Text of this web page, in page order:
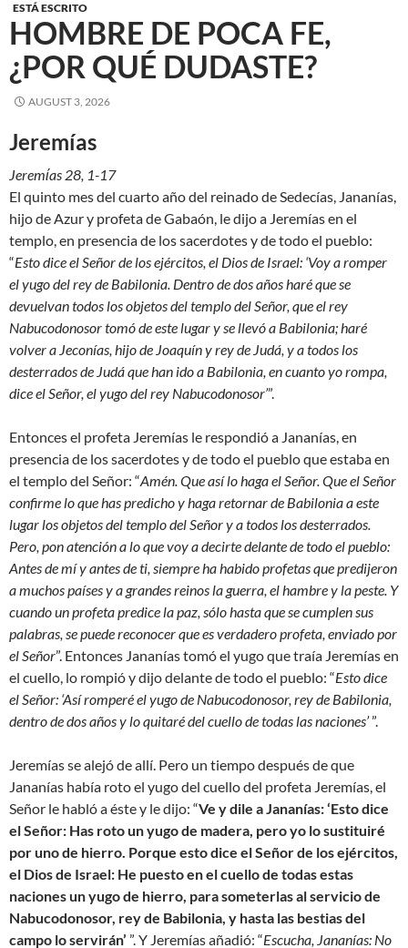
ESTÁ ESCRITO
HOMBRE DE POCA FE,
¿POR QUÉ DUDASTE?
AUGUST 3, 2026
Jeremías
Jeremίas 28, 1-17
El quinto mes del cuarto año del reinado de Sedecías, Jananías,
hijo de Azur y profeta de Gabaón, le dijo a Jeremías en el
templo, en presencia de los sacerdotes y de todo el pueblo:
“Esto dice el Señor de los ejércitos, el Dios de Israel: ‘Voy a romper
el yugo del rey de Babilonia. Dentro de dos años haré que se
devuelvan todos los objetos del templo del Señor, que el rey
Nabucodonosor tomó de este lugar y se llevó a Babilonia; haré
volver a Jeconías, hijo de Joaquín y rey de Judá, y a todos los
desterrados de Judá que han ido a Babilonia, en cuanto yo rompa,
dice el Señor, el yugo del rey Nabucodonosor’”.
Entonces el profeta Jeremías le respondió a Jananías, en
presencia de los sacerdotes y de todo el pueblo que estaba en
el templo del Señor: “Amén. Que así lo haga el Señor. Que el Señor
confirme lo que has predicho y haga retornar de Babilonia a este
lugar los objetos del templo del Señor y a todos los desterrados.
Pero, pon atención a lo que voy a decirte delante de todo el pueblo:
Antes de mí y antes de ti, siempre ha habido profetas que predijeron
a muchos países y a grandes reinos la guerra, el hambre y la peste. Y
cuando un profeta predice la paz, sólo hasta que se cumplen sus
palabras, se puede reconocer que es verdadero profeta, enviado por
el Señor”. Entonces Jananías tomó el yugo que traía Jeremías en
el cuello, lo rompió y dijo delante de todo el pueblo: “Esto dice
el Señor: ‘Así romperé el yugo de Nabucodonosor, rey de Babilonia,
dentro de dos años y lo quitaré del cuello de todas las naciones’”.
Jeremías se alejó de allí. Pero un tiempo después de que
Jananías había roto el yugo del cuello del profeta Jeremías, el
Señor le habló a éste y le dijo: “Ve y dile a Jananías: ‘Esto dice
el Señor: Has roto un yugo de madera, pero yo lo sustituiré
por uno de hierro. Porque esto dice el Señor de los ejércitos,
el Dios de Israel: He puesto en el cuello de todas estas
naciones un yugo de hierro, para someterlas al servicio de
Nabucodonosor, rey de Babilonia, y hasta las bestias del
campo lo servirán’ ”. Y Jeremías añadió: “Escucha, Jananías: No